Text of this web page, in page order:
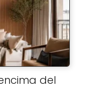
del